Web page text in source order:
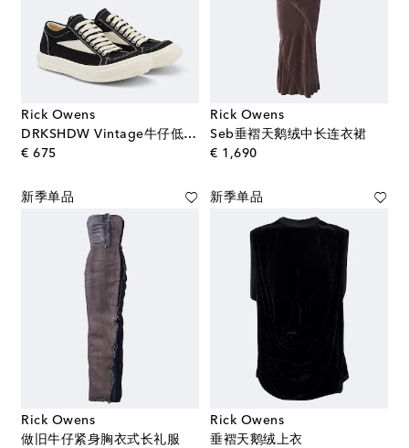
Rick Owens
DRKSHDW Vintage牛仔低帮运动鞋
€ 675original price
Rick Owens
Seb垂褶天鹅绒中长连衣裙
€ 1,690original price
新季单品
Rick Owens
做旧牛仔紧身胸衣式长礼服
新季单品
Rick Owens
垂褶天鹅绒上衣